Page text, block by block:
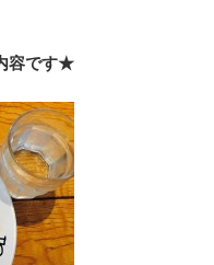
容です★